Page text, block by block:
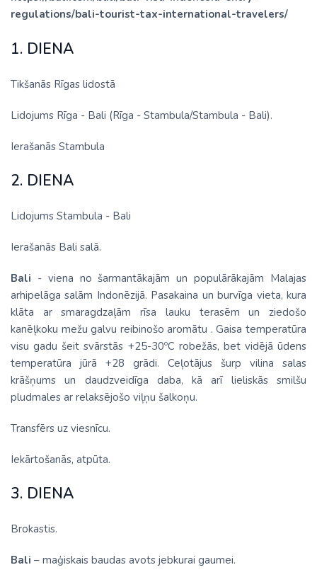
regulations/bali-tourist-tax-international-travelers/
1. DIENA
Tikšanās Rīgas lidostā
Lidojums Rīga - Bali (Rīga - Stambula/Stambula - Bali).
Ierašanās Stambula
2. DIENA
Lidojums Stambula - Bali
Ierašanās Bali salā.
Bali - viena no šarmantākajām un populārākajām Malajas
arhipelāga salām Indonēzijā. Pasakaina un burvīga vieta, kura
klāta ar smaragdzaļām rīsa lauku terasēm un ziedošo
kanēļkoku mežu galvu reibinošo aromātu . Gaisa temperatūra
visu gadu šeit svārstās +25-30ºC robežās, bet vidējā ūdens
temperatūra jūrā +28 grādi. Ceļotājus šurp vilina salas
krāšņums un daudzveidīga daba, kā arī lieliskās smilšu
pludmales ar relaksējošo viļņu šalkoņu.
Transfērs uz viesnīcu.
Iekārtošanās, atpūta.
3. DIENA
Brokastis.
Bali – maģiskais baudas avots jebkurai gaumei.